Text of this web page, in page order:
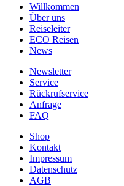
Willkommen
Über uns
Reiseleiter
ECO Reisen
News
Newsletter
Service
Rückrufservice
Anfrage
FAQ
Shop
Kontakt
Impressum
Datenschutz
AGB